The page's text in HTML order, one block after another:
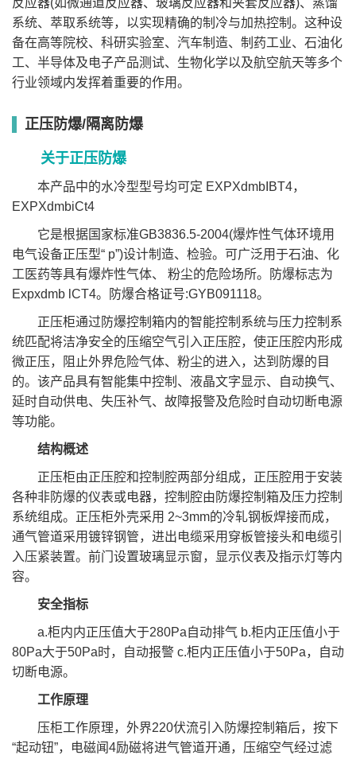
系统、萃取系统等，以实现精确的制冷与加热控制。这种设
备在高等院校、科研实验室、汽车制造、制药工业、石油化
工、半导体及电子产品测试、生物化学以及航空航天等多个
行业领域内发挥着重要的作用。
正压防爆/隔离防爆
关于正压防爆
本产品中的⽔冷型型号均可定 EXPXdmbIBT4，
EXPXdmbiCt4
它是根据国家标准GB3836.5-2004(爆炸性⽓体环境⽤
电⽓设备正压型“ p”)设计制造、检验。可⼴泛⽤于⽯油、化
⼯医药等具有爆炸性⽓体、 粉尘的危险场所。防爆标志为
Expxdmb lCT4。防爆合格证号:GYB091118。
正压柜通过防爆控制箱内的智能控制系统与压⼒控制系
统匹配将洁净安全的压缩空⽓引⼊正压腔，使正压腔内形成
微正压，阻⽌外界危险⽓体、粉尘的进⼊，达到防爆的⽬
的。该产品具有智能集中控制、液晶⽂字显⽰、⾃动换⽓、
延时⾃动供电、失压补⽓、故障报警及危险时⾃动切断电源
等功能。
结构概述
正压柜由正压腔和控制腔两部分组成，正压腔⽤于安装
各种⾮防爆的仪表或电器，控制腔由防爆控制箱及压⼒控制
系统组成。正压柜外壳采⽤ 2~3mm的冷轧钢板焊接⽽成，
通⽓管道采⽤镀锌钢管，进出电缆采⽤穿板管接头和电缆引
⼊压紧装置。前⻔设置玻璃显⽰窗，显⽰仪表及指⽰灯等内
容。
安全指标
a.柜内内正压值⼤于280Pa⾃动排⽓ b.柜内正压值⼩于
80Pa⼤于50Pa时，⾃动报警 c.柜内正压值⼩于50Pa，⾃动
切断电源。
工作原理
压柜⼯作原理，外界220伏流引⼊防爆控制箱后，按下
“起动钮”，电磁闻4励磁将进⽓管道开通，压缩空⽓经过滤